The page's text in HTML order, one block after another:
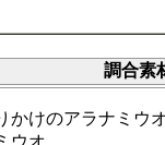
調合素
かけのアラナミウ
ウオ